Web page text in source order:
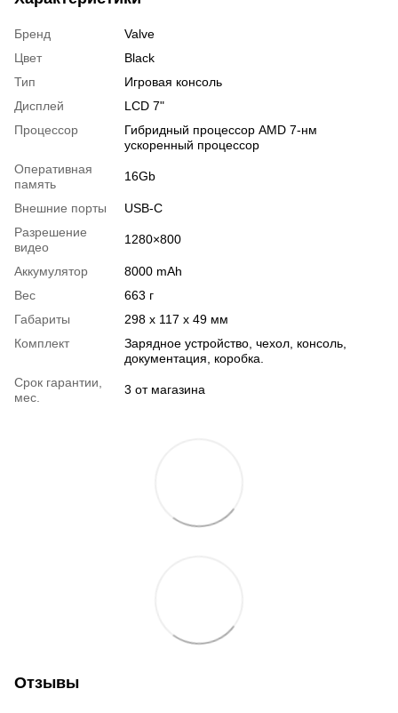
Бренд
Valve
Цвет
Black
Тип
Игровая консоль
Дисплей
LCD 7"
Процессор
Гибридный процессор AMD 7-нм
ускоренный процессор
Оперативная
память
16Gb
Внешние порты
USB-C
Разрешение
видео
1280×800
Аккумулятор
8000 mAh
Вес
663 г
Габариты
298 x 117 x 49 мм
Комплект
Зарядное устройство, чехол, консоль,
документация, коробка.
Срок гарантии,
мес.
3 от магазина
Отзывы